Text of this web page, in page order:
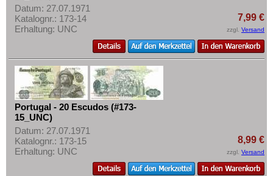
Datum: 27.07.1971
Katalognr.: 173-14
Erhaltung: UNC
7,99 €
zzgl. Versand
Portugal - 20 Escudos (#173-
15_UNC)
Datum: 27.07.1971
Katalognr.: 173-15
Erhaltung: UNC
8,99 €
zzgl. Versand